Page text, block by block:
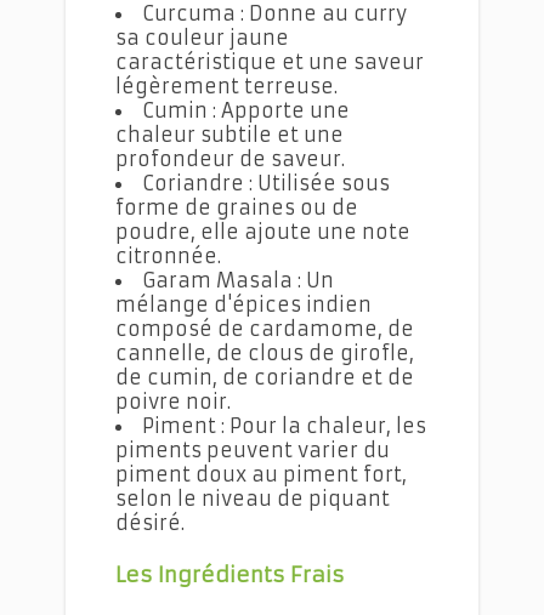
Curcuma : Donne au curry
sa couleur jaune
caractéristique et une saveur
légèrement terreuse.
Cumin : Apporte une
chaleur subtile et une
profondeur de saveur.
Coriandre : Utilisée sous
forme de graines ou de
poudre, elle ajoute une note
citronnée.
Garam Masala : Un
mélange d'épices indien
composé de cardamome, de
cannelle, de clous de girofle,
de cumin, de coriandre et de
poivre noir.
Piment : Pour la chaleur, les
piments peuvent varier du
piment doux au piment fort,
selon le niveau de piquant
désiré.
Les Ingrédients Frais